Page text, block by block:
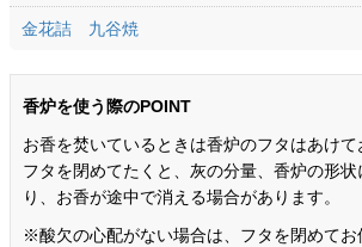
金花詰 九谷焼
香炉を使う際のPOINT
お香を焚いているときは香炉のフタはあけて
フタを閉めてたくと、灰の分量、香炉の形
り、お香が途中で消える場合があります。
※酸欠の心配がない場合は、フタを閉めてお